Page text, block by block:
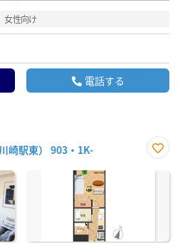
女性向け
電話する
崎駅東） 903・1K-
に入